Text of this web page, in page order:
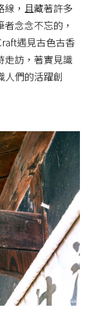
線，且藏著許多
念念不忘的，
遇見古色古香
走訪，著實見識
人們的活躍創